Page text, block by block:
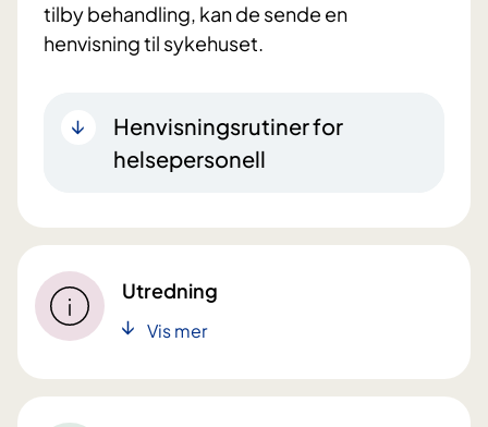
tilby behandling, kan de sende en
henvisning til sykehuset.
Henvisningsrutiner for
helsepersonell
Utredning
Vis mer